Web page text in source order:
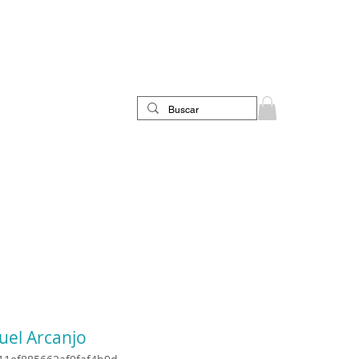
Arcanjo